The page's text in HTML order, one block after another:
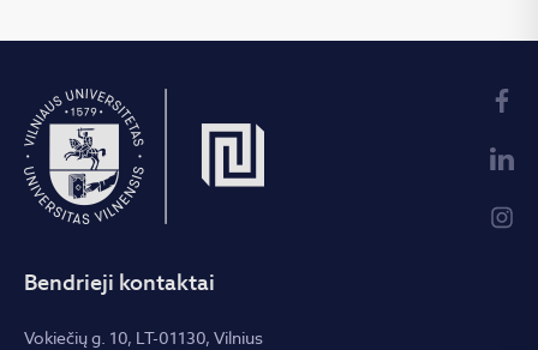
Bendrieji kontaktai
Vokiečių g. 10, LT-01130, Vilnius